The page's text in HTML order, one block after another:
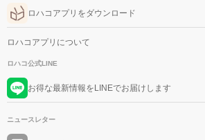
ロハコアプリをダウンロード
ロハコアプリについて
ロハコ公式LINE
お得な最新情報をLINEでお届けします
ニュースレター